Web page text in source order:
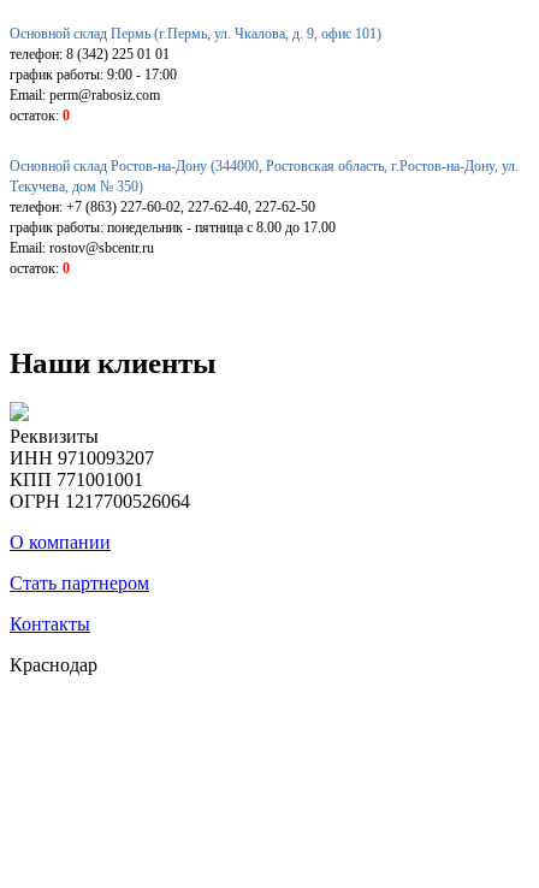
Основной склад Пермь (г.Пермь, ул. Чкалова, д. 9, офис 101)
телефон: 8 (342) 225 01 01
график работы: 9:00 - 17:00
Email: perm@rabosiz.com
остаток: 0
Основной склад Ростов-на-Дону (344000, Ростовская область, г.Ростов-на-Дону, ул.
Текучева, дом № 350)
телефон: +7 (863) 227-60-02, 227-62-40, 227-62-50
график работы: понедельник - пятница с 8.00 до 17.00
Email: rostov@sbcentr.ru
остаток: 0
Наши клиенты
Реквизиты
ИНН 9710093207
КПП 771001001
ОГРН 1217700526064
О компании
Стать партнером
Контакты
Краснодар